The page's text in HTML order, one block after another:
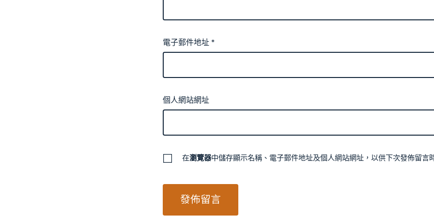
電子郵件地址*
個人網站網址
在瀏覽器中儲存顯示名稱、電子郵件地址及個人網站網址，以供下次發佈留言